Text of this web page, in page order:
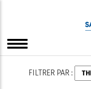
FILTRER PAR :